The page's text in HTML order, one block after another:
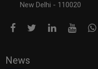
New Delhi - 110020
News